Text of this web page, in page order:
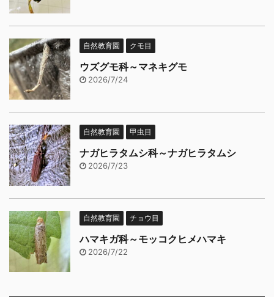
自然教育園 クモ目
ウズグモ科～マネキグモ
2026/7/24
自然教育園 甲虫目
ナガヒラタムシ科～ナガヒラタムシ
2026/7/23
自然教育園 チョウ目
ハマキガ科～モッコクヒメハマキ
2026/7/22